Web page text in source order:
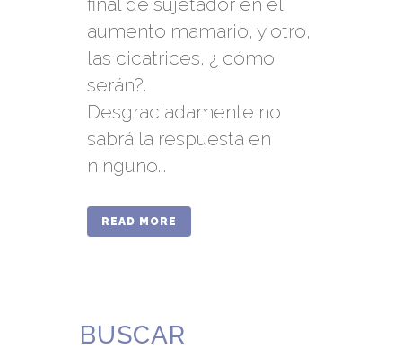
aumento mamario, y otro,
las cicatrices, ¿ cómo
serán?.
Desgraciadamente no
sabrá la respuesta en
ninguno...
READ MORE
BUSCAR